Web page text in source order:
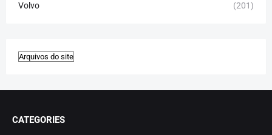
Volvo (201)
CATEGORIES